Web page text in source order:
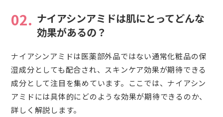
02. ナイアシンアミドは肌にとってどんな
効果があるの？
ナイアシンアミドは医薬部外品ではない通常化粧品の保
湿成分としても配合され、スキンケア効果が期待できる
成分として注目を集めています。ここでは、ナイアシン
アミドには具体的にどのような効果が期待できるのか、
詳しく解説します。